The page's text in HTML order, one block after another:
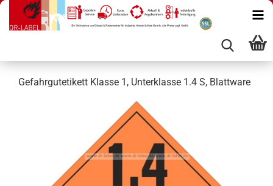
Gefahrgutetikett Klasse 1, Unterklasse 1.4 S, Blattware